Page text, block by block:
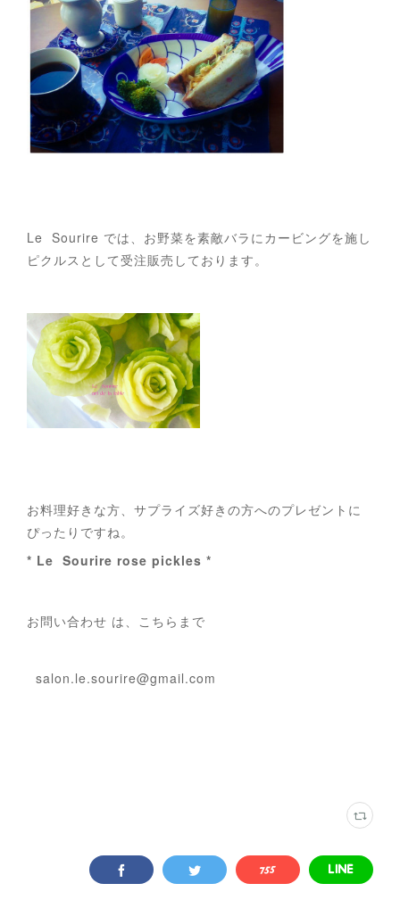
Le Sourire では、お野菜を素敵バラにカービングを施し
ピクルスとして受注販売しております。
お料理好きな方、サプライズ好きの方へのプレゼントに
ぴったりですね。
* Le Sourire rose pickles *
お問い合わせ は、こちらまで
salon.le.sourire@gmail.com